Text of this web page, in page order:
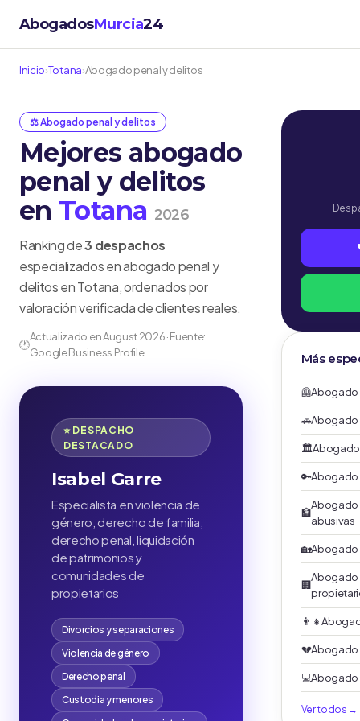
AbogadosMurcia24
Inicio›Totana›Abogado penal y delitos
⚖️ Abogado penal y delitos
Mejores abogado
penal y delitos
en Totana 2026
Ranking de3 despachos
especializados en abogado penal y
delitos en Totana, ordenados por
valoración verificada de clientes reales.
🕐
Actualizado en August 2026 · Fuente:
Google Business Profile
⭐ DESPACHO
DESTACADO
Isabel Garre
Especialista en violencia de
género, derecho de familia,
derecho penal, liquidación
de patrimonios y
comunidades de
propietarios
Divorcios y separaciones
Violencia de género
Derecho penal
Custodia y menores
Más
🦺Abogado
🚗Abogado
🏛️
🔑Abogado
🏦
Abogado
abusivas
🏡Abogado
🏢
Abogado
👨‍👧
💔Abogado
💻Abogado
Ver todos →